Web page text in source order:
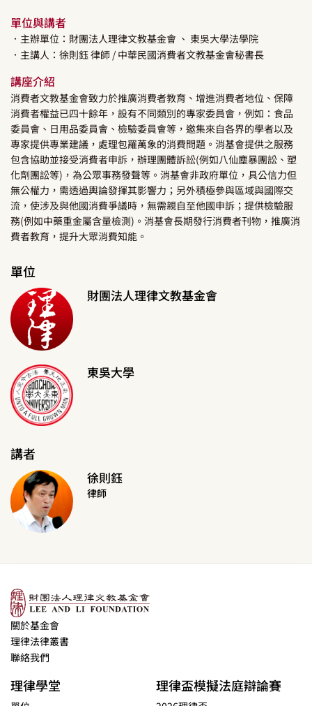
單位與講者
．主辦單位：財團法人理律文教基金會 、 東吳大學法學院
．主講人： 徐則鈺律師 / 中華民國消費者文教基金會秘書長
講座介紹
消費者文教基金會致力於推廣消費者教育、增進消費者地位、保障
消費者權益已四十餘年，設有不同類別的專家委員會，例如：食品
委員會、日用品委員會、檢驗委員會等，邀集來自各界的學者以及
專家提供專業建議，處理包羅萬象的消費問題。消基會提供之服務
包含協助並接受消費者申訴，辦理團體訴訟(例如八仙塵暴團訟、塑
化劑團訟等)，為公眾事務發聲等。消基會非政府單位，具公信力但
無公權力，需透過輿論發揮其影響力；另外積極參與區域與國際交
流，使涉及與他國消費爭議時，無需親自至他國申訴；提供檢驗服
務(例如中藥重金屬含量檢測)。消基會長期發行消費者刊物，推廣消
費者教育，提升大眾消費知能。
單位
財團法人理律文教基金會
東吳大學
講者
徐則鈺
律師
關於基金會
理律法律叢書
聯絡我們
理律學堂 理律盃模擬法庭辯論賽